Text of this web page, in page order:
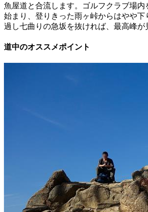
魚屋道と合流します。ゴルフクラブ場内
始まり、登りきった雨ヶ峠からはやや下
過し七曲りの急坂を抜ければ、最高峰が
道中のオススメポイント